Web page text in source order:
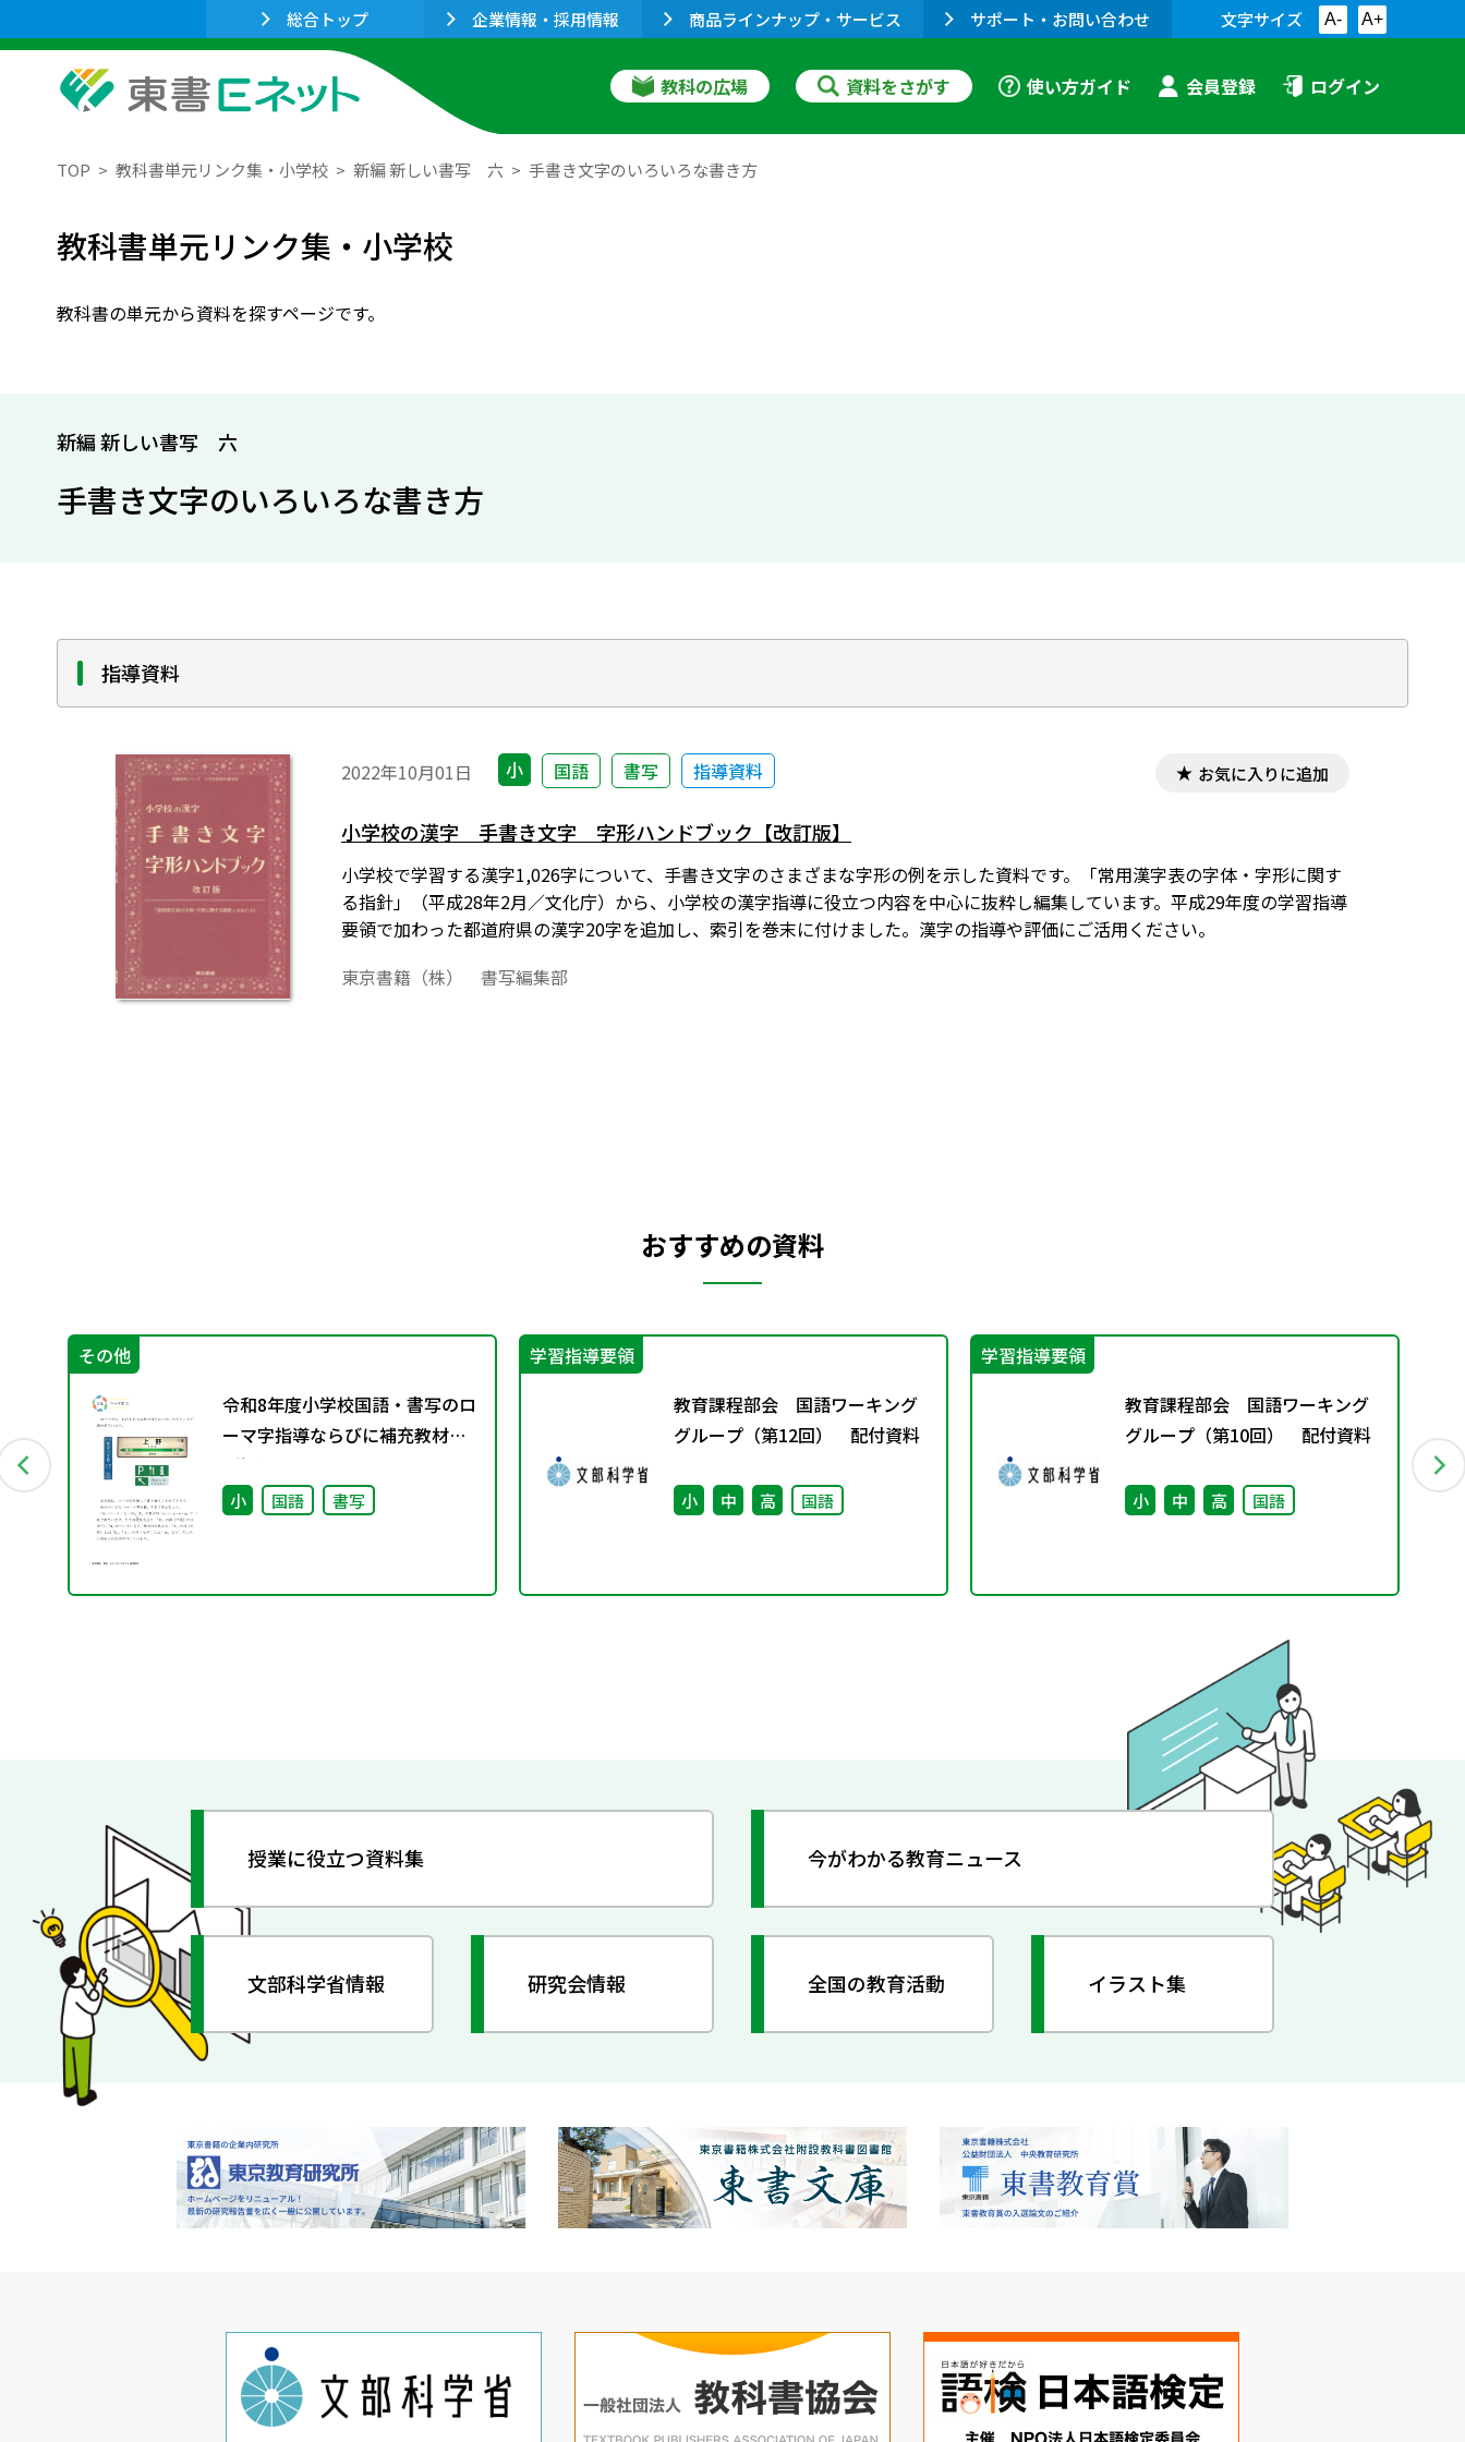
総合トップ 企業情報・採用情報 商品ラインナップ・サービス サポート・お問い合わせ 文字サイズ A- A+
教科の広場 資料をさがす 使い方ガイド 会員登録 ログイン
TOP 教科書単元リンク集・小学校 新編 新しい書写 六 手書き文字のいろいろな書き方
教科書単元リンク集・小学校
教科書の単元から資料を探すページです。
新編 新しい書写 六
手書き文字のいろいろな書き方
指導資料
2022年10月01日 小 国語 書写 指導資料 お気に入りに追加
小学校の漢字 手書き文字 字形ハンドブック【改訂版】
小学校で学習する漢字1,026字について、手書き文字のさまざまな字形の例を示した資料です。「常用漢字表の字体・字形に関す
る指針」（平成28年2月／文化庁）から、小学校の漢字指導に役立つ内容を中心に抜粋し編集しています。平成29年度の学習指導
要領で加わった都道府県の漢字20字を追加し、索引を巻末に付けました。漢字の指導や評価にご活用ください。
東京書籍（株） 書写編集部
おすすめの資料
その他
令和8年度小学校国語・書写のロ
ーマ字指導ならびに補充教材の
ご提供について
小 国語 書写
学習指導要領
教育課程部会 国語ワーキング
グループ（第12回） 配付資料
小 中 高 国語
学習指導要領
教育課程部会 国語ワーキング
グループ（第10回） 配付資料
小 中 高 国語
授業に役立つ資料集 今がわかる教育ニュース
文部科学省情報 研究会情報 全国の教育活動 イラスト集